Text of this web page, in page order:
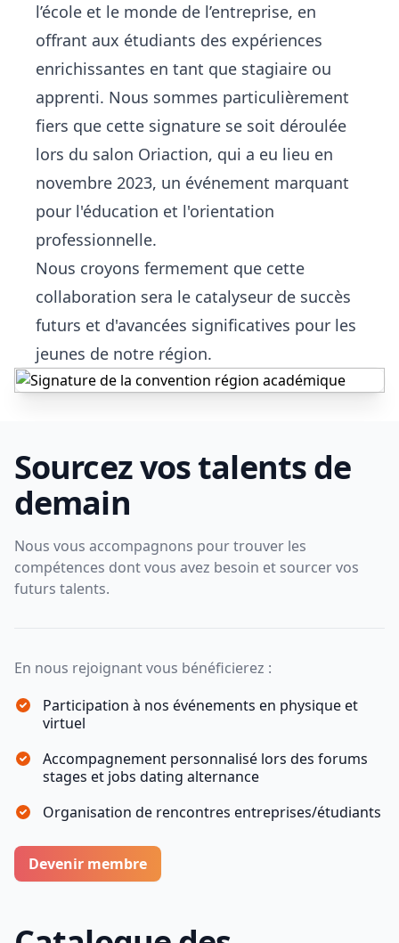
l’école et le monde de l’entreprise, en
offrant aux étudiants des expériences
enrichissantes en tant que stagiaire ou
apprenti. Nous sommes particulièrement
fiers que cette signature se soit déroulée
lors du salon Oriaction, qui a eu lieu en
novembre 2023, un événement marquant
pour l'éducation et l'orientation
professionnelle.
Nous croyons fermement que cette
collaboration sera le catalyseur de succès
futurs et d'avancées significatives pour les
jeunes de notre région.
Sourcez vos talents de
demain
Nous vous accompagnons pour trouver les
compétences dont vous avez besoin et sourcer vos
futurs talents.
En nous rejoignant vous bénéficierez :
Participation à nos événements en physique et
virtuel
Accompagnement personnalisé lors des forums
stages et jobs dating alternance
Organisation de rencontres entreprises/étudiants
Devenir membre